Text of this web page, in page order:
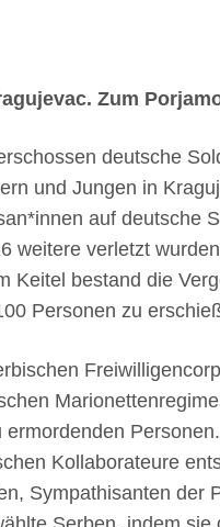
Zum
deutsche
und Jungen in
auf deutsche
weitere verletzt
Keitel bestand die
Personen zu
ermordenden
Kollaborateure
Sympathisanten der